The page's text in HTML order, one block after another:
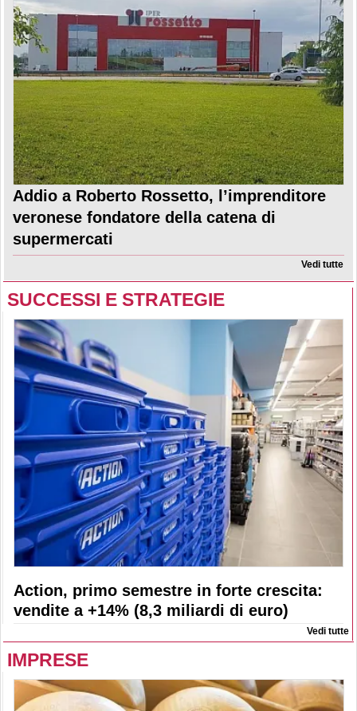
Addio a Roberto Rossetto, l’imprenditore
veronese fondatore della catena di
supermercati
Vedi tutte
SUCCESSI E STRATEGIE
Action, primo semestre in forte crescita:
vendite a +14% (8,3 miliardi di euro)
Vedi tutte
IMPRESE